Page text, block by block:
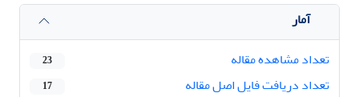
آمار
تعداد مشاهده مقاله
23
تعداد دریافت فایل اصل مقاله 17